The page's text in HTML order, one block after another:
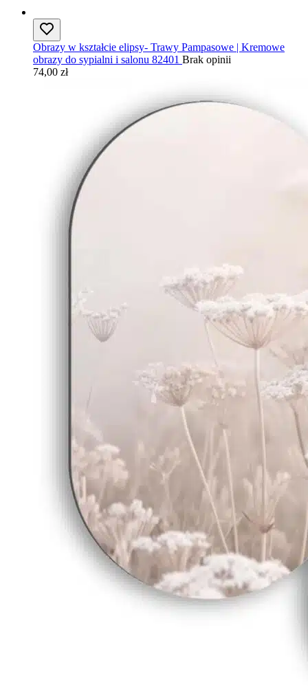
Obrazy w kształcie elipsy- Trawy Pampasowe | Kremowe
obrazy do sypialni i salonu 82401 Brak opinii
74,00 zł